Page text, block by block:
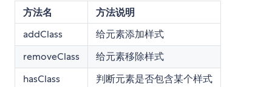
方法名 方法说明
addClass
给元素添加样式
removeClass
给元素移除样式
hasClass
判断元素是否包含某个样式